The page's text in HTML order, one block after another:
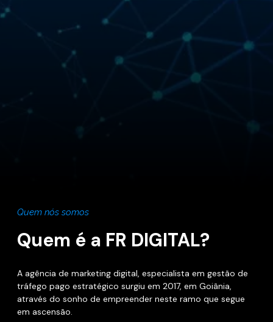
Quem nós somos
Quem é a FR DIGITAL?
A agência de marketing digital, especialista em gestão de
tráfego pago estratégico surgiu em 2017, em Goiânia,
através do sonho de empreender neste ramo que segue
em ascensão.